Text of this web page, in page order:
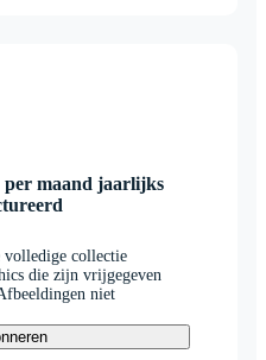
per maand jaarlijks
volledige collectie
die zijn vrijgegeven
niet